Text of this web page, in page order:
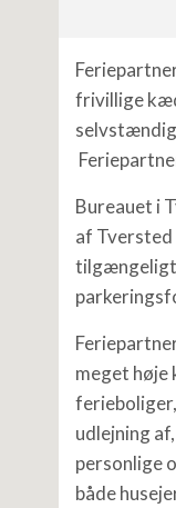
frivillige
Bureauet i
af
meget høje
udlejning
personlige
både